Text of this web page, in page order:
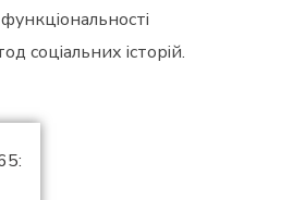
соціальних історій.